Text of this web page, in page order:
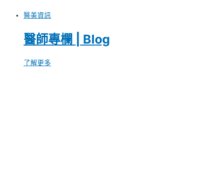
醫美資訊
醫師專欄 | Blog
了解更多